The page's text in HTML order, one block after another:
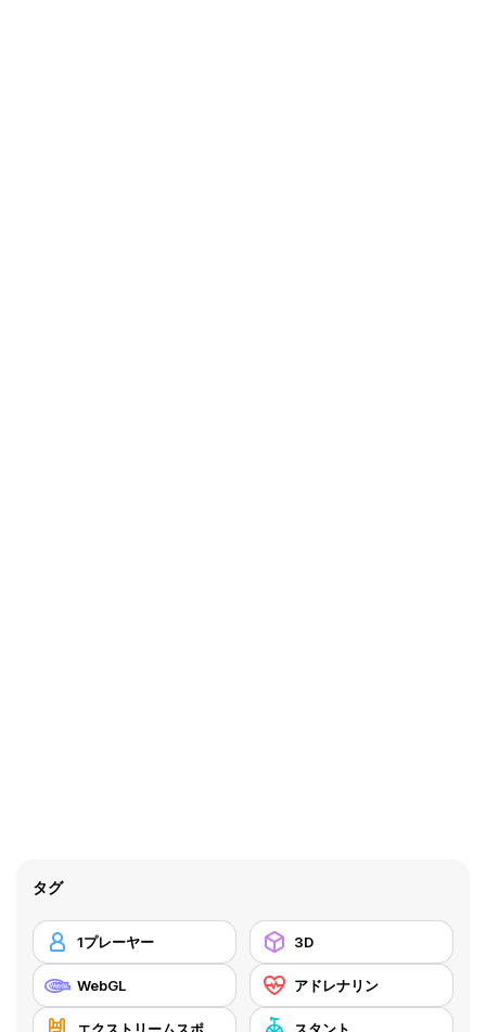
タグ
1プレーヤー 3D
WebGL アドレナリン